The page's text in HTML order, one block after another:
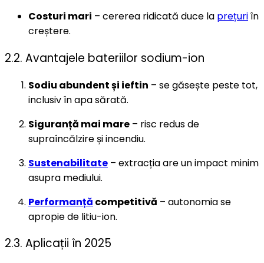
Costuri mari – cererea ridicată duce la prețuriîn
creștere.
2.2. Avantajele bateriilor sodium-ion
Sodiu abundent și ieftin – se găsește peste tot,
inclusiv în apa sărată.
Siguranță mai mare – risc redus de
supraîncălzire și incendiu.
Sustenabilitate – extracția are un impact minim
asupra mediului.
Performanță competitivă – autonomia se
apropie de litiu-ion.
2.3. Aplicații în 2025